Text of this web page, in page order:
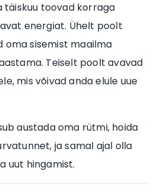
täiskuu toovad korraga
energiat. Ühelt poolt
oma sisemist maailma
Teiselt poolt avavad
mis võivad anda elule uue
austada oma rütmi, hoida
ja samal ajal olla
uut hingamist.